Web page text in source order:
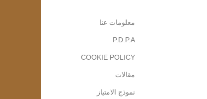
معلومات عنا
P.D.P.A
COOKIE POLICY
مقالات
نموذج الامتياز